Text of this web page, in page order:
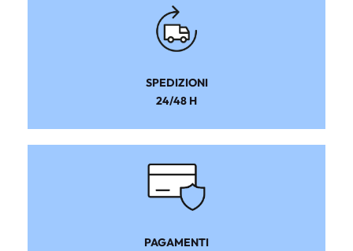
SPEDIZIONI
24/48 H
PAGAMENTI